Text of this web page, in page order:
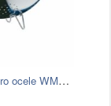
Cedidlo z antikoro ocele WMF, ø 24 cm